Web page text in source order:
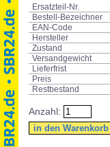
Ersatzteil-Nr.
Bestell-Bezeichner
EAN-Code
Hersteller
Zustand
Versandgewicht
Lieferfrist
Preis
Restbestand
Anzahl: